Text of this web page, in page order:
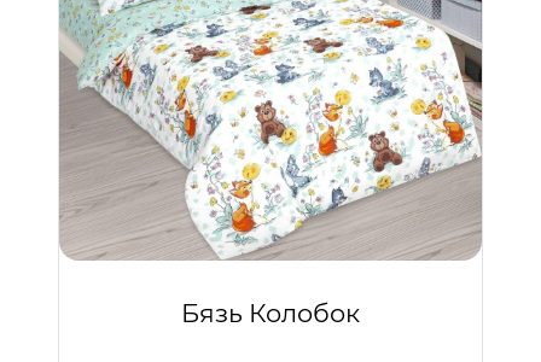
Бязь Колобок